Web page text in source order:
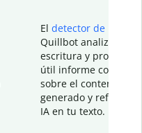
El detector de IA
Quillbot analiza tu
escritura y
útil informe con
sobre el contenido
generado y refinado
IA en tu texto.